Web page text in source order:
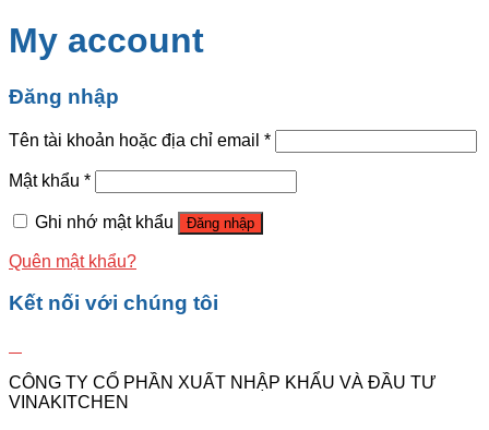
My account
Đăng nhập
Tên tài khoản hoặc địa chỉ email *
Mật khẩu *
Ghi nhớ mật khẩu Đăng nhập
Quên mật khẩu?
Kết nối với chúng tôi
CÔNG TY CỔ PHẦN XUẤT NHẬP KHẨU VÀ ĐẦU TƯ
VINAKITCHEN